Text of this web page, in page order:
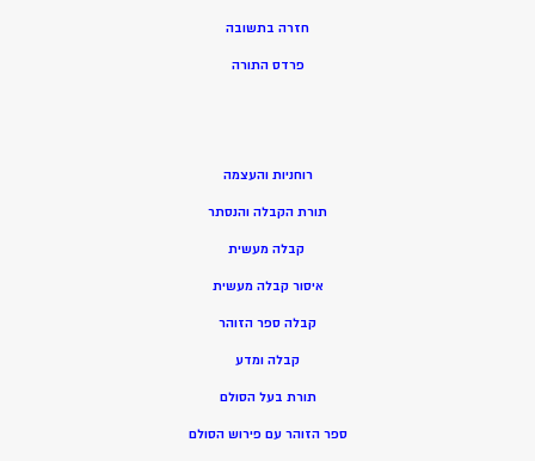
חזרה בתשובה
פרדס התורה
רוחניות והעצמה
תורת הקבלה והנסתר
קבלה מעשית
איסור קבלה מעשית
קבלה ספר הזוהר
קבלה ומדע
תורת בעל הסולם
ספר הזוהר עם פירוש הסולם